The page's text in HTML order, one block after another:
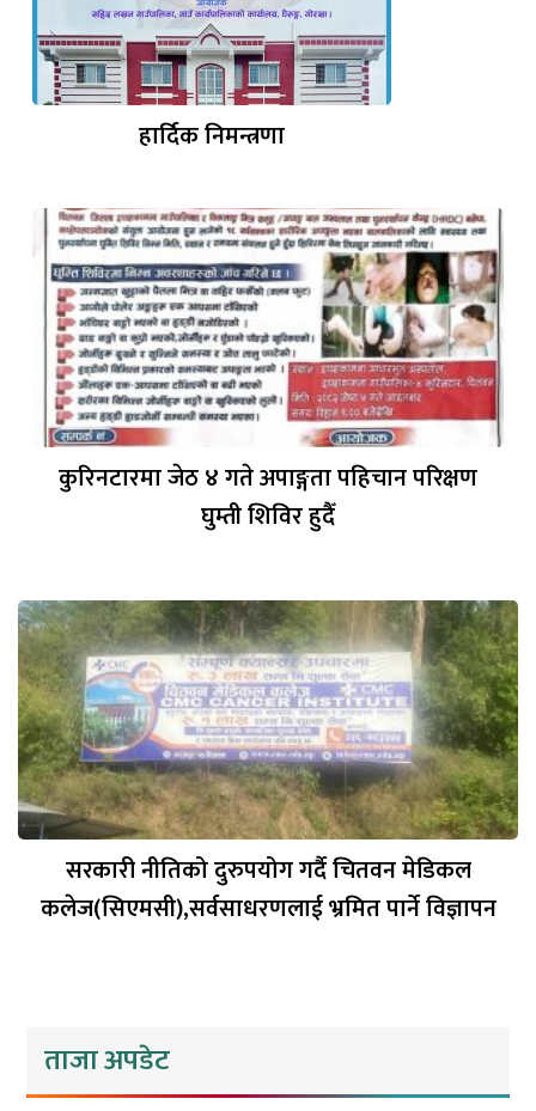
हार्दिक निमन्त्रणा
कुरिनटारमा जेठ ४ गते अपाङ्गता पहिचान परिक्षण
घुम्ती शिविर हुदैँ
सरकारी नीतिको दुरुपयोग गर्दै चितवन मेडिकल
कलेज(सिएमसी),सर्वसाधरणलाई भ्रमित पार्ने विज्ञापन
ताजा अपडेट